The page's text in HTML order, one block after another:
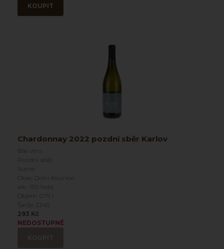
KOUPIT
Chardonnay 2022 pozdní sběr Karlov
Bílé víno
Pozdní sběr
Suché
Obec: Dolní Kounice
alk.: 13.5 %obj
Objem: 0.75 l
Šarže: 2245
293 Kč
NEDOSTUPNÉ